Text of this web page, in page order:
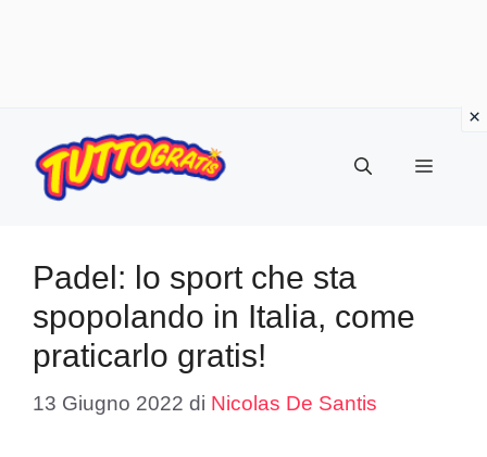
contenuto
Menu
Padel: lo sport che sta
spopolando in Italia, come
praticarlo gratis!
13 Giugno 2022 di Nicolas De Santis